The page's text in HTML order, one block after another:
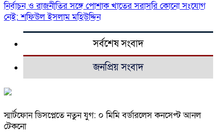
নির্বাচন ও রাজনীতির সঙ্গে পোশাক খাতের সরাসরি কোনো সংযোগ
নেই: শফিউল ইসলাম মহিউদ্দিন
সর্বশেষ সংবাদ
জনপ্রিয় সংবাদ
স্মার্টফোন ডিসপ্লেতে নতুন যুগ: ০ মিমি বর্ডারলেস কনসেপ্ট আনল
টেকনো